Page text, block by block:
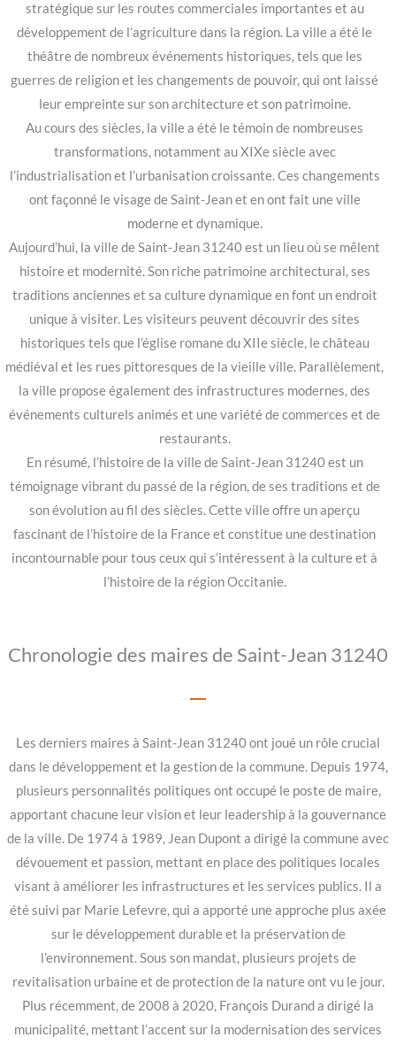
stratégique sur les routes commerciales importantes et au
développement de l’agriculture dans la région. La ville a été le
théâtre de nombreux événements historiques, tels que les
guerres de religion et les changements de pouvoir, qui ont laissé
leur empreinte sur son architecture et son patrimoine.
Au cours des siècles, la ville a été le témoin de nombreuses
transformations, notamment au XIXe siècle avec
l’industrialisation et l’urbanisation croissante. Ces changements
ont façonné le visage de Saint-Jean et en ont fait une ville
moderne et dynamique.
Aujourd’hui, la ville de Saint-Jean 31240 est un lieu où se mêlent
histoire et modernité. Son riche patrimoine architectural, ses
traditions anciennes et sa culture dynamique en font un endroit
unique à visiter. Les visiteurs peuvent découvrir des sites
historiques tels que l’église romane du XIIe siècle, le château
médiéval et les rues pittoresques de la vieille ville. Parallèlement,
la ville propose également des infrastructures modernes, des
événements culturels animés et une variété de commerces et de
restaurants.
En résumé, l’histoire de la ville de Saint-Jean 31240 est un
témoignage vibrant du passé de la région, de ses traditions et de
son évolution au fil des siècles. Cette ville offre un aperçu
fascinant de l’histoire de la France et constitue une destination
incontournable pour tous ceux qui s’intéressent à la culture et à
l’histoire de la région Occitanie.
Chronologie des maires de Saint-Jean 31240
Les derniers maires à Saint-Jean 31240 ont joué un rôle crucial
dans le développement et la gestion de la commune. Depuis 1974,
plusieurs personnalités politiques ont occupé le poste de maire,
apportant chacune leur vision et leur leadership à la gouvernance
de la ville. De 1974 à 1989, Jean Dupont a dirigé la commune avec
dévouement et passion, mettant en place des politiques locales
visant à améliorer les infrastructures et les services publics. Il a
été suivi par Marie Lefevre, qui a apporté une approche plus axée
sur le développement durable et la préservation de
l’environnement. Sous son mandat, plusieurs projets de
revitalisation urbaine et de protection de la nature ont vu le jour.
Plus récemment, de 2008 à 2020, François Durand a dirigé la
municipalité, mettant l’accent sur la modernisation des services